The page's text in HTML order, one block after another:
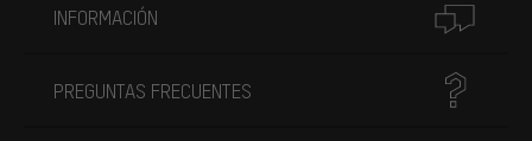
INFORMACIÓN
PREGUNTAS FRECUENTES